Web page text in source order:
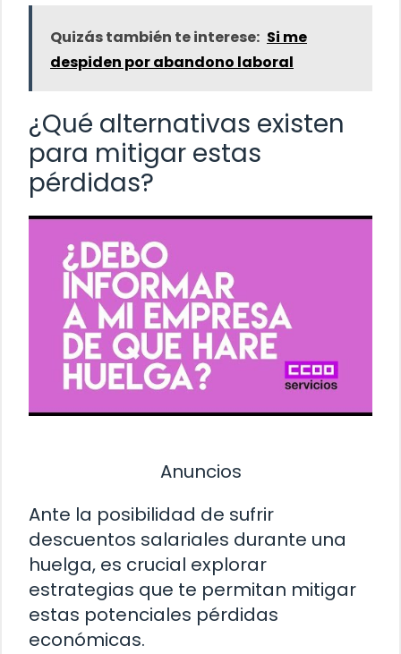
Quizás también te interese: Si me
despiden por abandono laboral
¿Qué alternativas existen
para mitigar estas
pérdidas?
Anuncios
Ante la posibilidad de sufrir
descuentos salariales durante una
huelga, es crucial explorar
estrategias que te permitan mitigar
estas potenciales pérdidas
económicas.